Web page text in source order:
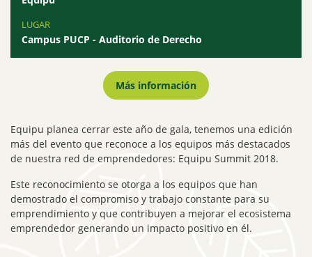
LUGAR
Campus PUCP - Auditorio de Derecho
Más información
Equipu planea cerrar este año de gala, tenemos una edición
más del evento que reconoce a los equipos más destacados
de nuestra red de emprendedores: Equipu Summit 2018.
Este reconocimiento se otorga a los equipos que han
demostrado el compromiso y trabajo constante para su
emprendimiento y que contribuyen a mejorar el ecosistema
emprendedor generando un impacto positivo en él.